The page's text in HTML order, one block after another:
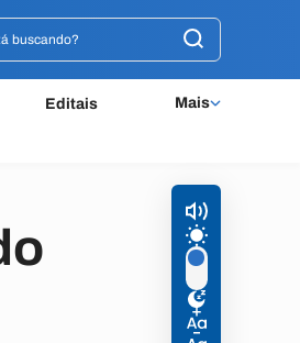
Editais Mais